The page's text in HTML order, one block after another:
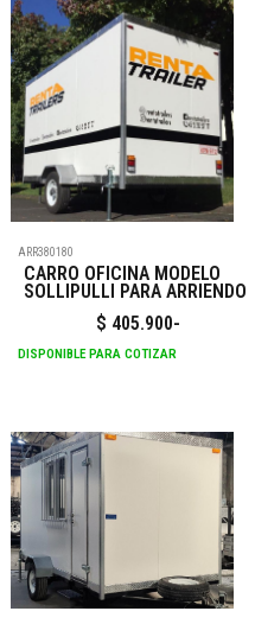
ARR380180
CARRO OFICINA MODELO
SOLLIPULLI PARA ARRIENDO
$ 405.900-
DISPONIBLE PARA COTIZAR